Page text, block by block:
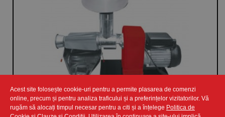
Acest site folosește cookie-uri pentru a permite plasarea de comenzi
online, precum și pentru analiza traficului și a preferințelor vizitatorilor. Vă
rugăm să alocați timpul necesar pentru a citi și a înțelege Politica de